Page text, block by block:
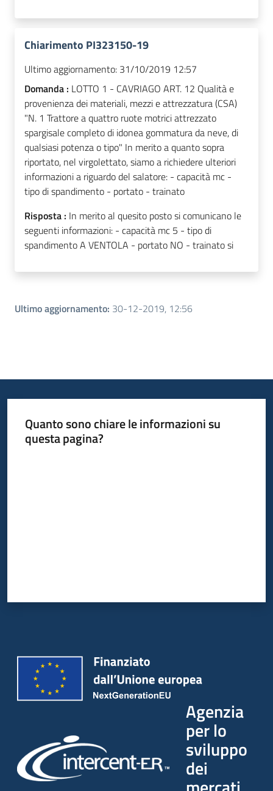
Chiarimento PI323150-19
Ultimo aggiornamento: 31/10/2019 12:57
Domanda : LOTTO 1 - CAVRIAGO ART. 12 Qualità e
provenienza dei materiali, mezzi e attrezzatura (CSA)
"N. 1 Trattore a quattro ruote motrici attrezzato
spargisale completo di idonea gommatura da neve, di
qualsiasi potenza o tipo" In merito a quanto sopra
riportato, nel virgolettato, siamo a richiedere ulteriori
informazioni a riguardo del salatore: - capacità mc -
tipo di spandimento - portato - trainato
Risposta : In merito al quesito posto si comunicano le
seguenti informazioni: - capacità mc 5 - tipo di
spandimento A VENTOLA - portato NO - trainato si
Ultimo aggiornamento: 30-12-2019, 12:56
Quanto sono chiare le informazioni su
questa pagina?
Agenzia
per lo
sviluppo
dei